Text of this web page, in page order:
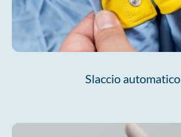
Slaccio automatico